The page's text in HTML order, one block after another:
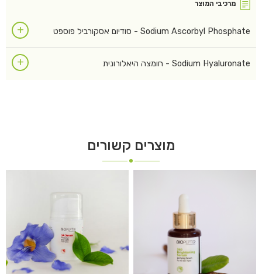
מרכיבי המוצר
Sodium Ascorbyl Phosphate - סודיום אסקורביל פוספט +
Sodium Hyaluronate - חומצה היאלורונית +
מוצרים קשורים